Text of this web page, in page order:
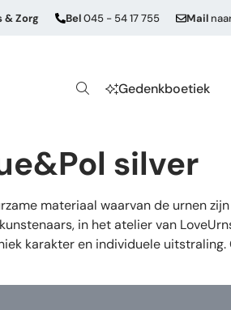
& Zorg Bel045 - 54 17 755 Mail
Gedenkboetiek
silver
materiaal waarvan de urnen
in het atelier van
karakter en individuele